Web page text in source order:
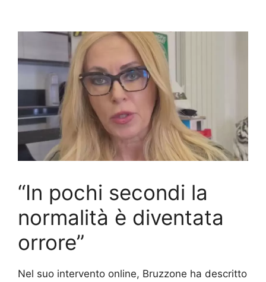
“In pochi secondi la
normalità è diventata
orrore”
Nel suo intervento online, Bruzzone ha descritto